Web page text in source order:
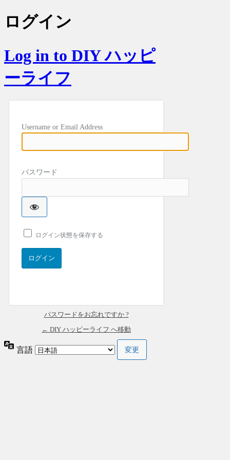
ログイン
Log in to DIY ハッピ
ーライフ
Username or Email Address
パスワード
ログイン状態を保存する
パスワードをお忘れですか ?
← DIY ハッピーライフ へ移動
言語